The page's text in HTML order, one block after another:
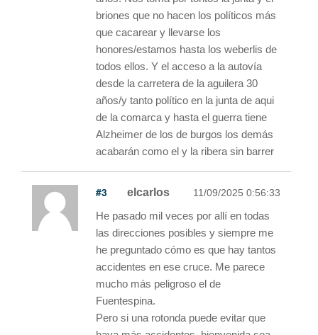
briones que no hacen los políticos más
que cacarear y llevarse los
honores/estamos hasta los weberlis de
todos ellos. Y el acceso a la autovía
desde la carretera de la aguilera 30
años/y tanto político en la junta de aqui
de la comarca y hasta el guerra tiene
Alzheimer de los de burgos los demás
acabarán como el y la ribera sin barrer
#3 elcarlos 11/09/2025 0:56:33
He pasado mil veces por allí en todas
las direcciones posibles y siempre me
he preguntado cómo es que hay tantos
accidentes en ese cruce. Me parece
mucho más peligroso el de
Fuentespina.
Pero si una rotonda puede evitar que